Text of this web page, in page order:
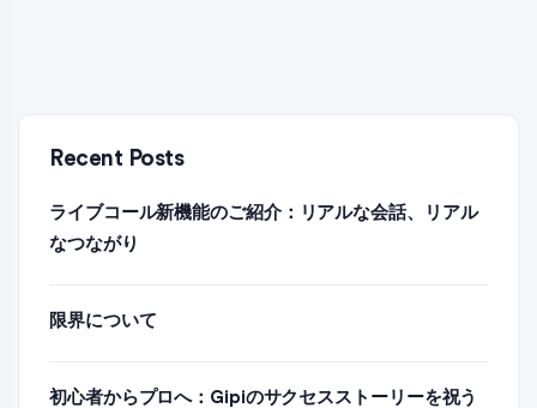
Recent Posts
ライブコール新機能のご紹介：リアルな会話、リアル
なつながり
限界について
初心者からプロへ：Gipiのサクセスストーリーを祝う